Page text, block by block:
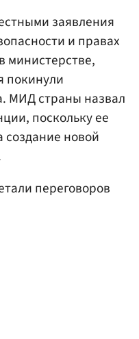
заявления
и правах
министерстве,
покинули
МИД страны назвал
поскольку ее
создание новой
переговоров